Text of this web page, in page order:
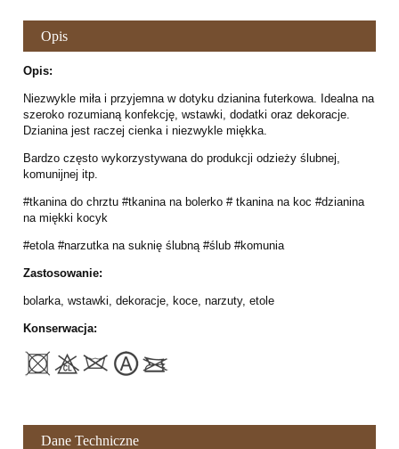
Opis
Opis:
Niezwykle miła i przyjemna w dotyku dzianina futerkowa. Idealna na
szeroko rozumianą konfekcję, wstawki, dodatki oraz dekoracje.
Dzianina jest raczej cienka i niezwykle miękka.
Bardzo często wykorzystywana do produkcji odzieży ślubnej,
komunijnej itp.
#tkanina do chrztu #tkanina na bolerko # tkanina na koc #dzianina
na miękki kocyk
#etola #narzutka na suknię ślubną #ślub #komunia
Zastosowanie:
bolarka, wstawki, dekoracje, koce, narzuty, etole
Konserwacja:
Dane Techniczne